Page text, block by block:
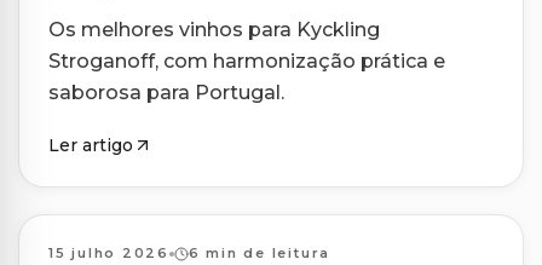
Os melhores vinhos para Kyckling
Stroganoff, com harmonização prática e
saborosa para Portugal.
Ler artigo
Harmonizações
15 julho 2026 6 min de leitura